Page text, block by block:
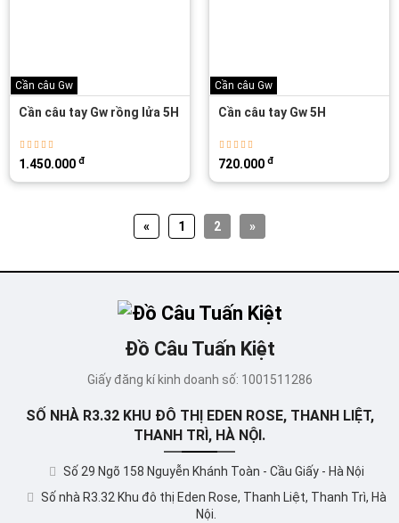
Cần câu Gw
Cần câu tay Gw rồng lửa 5H
1.450.000 đ
Cần câu Gw
Cần câu tay Gw 5H
720.000 đ
« 1 2 »
Đồ Câu Tuấn Kiệt
Giấy đăng kí kinh doanh số: 1001511286
SỐ NHÀ R3.32 KHU ĐÔ THỊ EDEN ROSE, THANH LIỆT,
THANH TRÌ, HÀ NỘI.
Số 29 Ngõ 158 Nguyễn Khánh Toàn - Cầu Giấy - Hà Nội
Số nhà R3.32 Khu đô thị Eden Rose, Thanh Liệt, Thanh Trì, Hà
Nội.